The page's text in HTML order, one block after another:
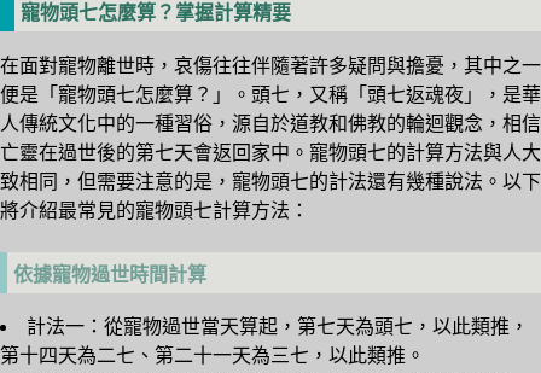
寵物頭七怎麼算？掌握計算精要
在面對寵物離世時，哀傷往往伴隨著許多疑問與擔憂，其中之一
便是「寵物頭七怎麼算？」。頭七，又稱「頭七返魂夜」，是華
人傳統文化中的一種習俗，源自於道教和佛教的輪迴觀念，相信
亡靈在過世後的第七天會返回家中。寵物頭七的計算方法與人大
致相同，但需要注意的是，寵物頭七的計法還有幾種說法。以下
將介紹最常見的寵物頭七計算方法：
依據寵物過世時間計算
計法一：從寵物過世當天算起，第七天為頭七，以此類推，
第十四天為二七、第二十一天為三七，以此類推。